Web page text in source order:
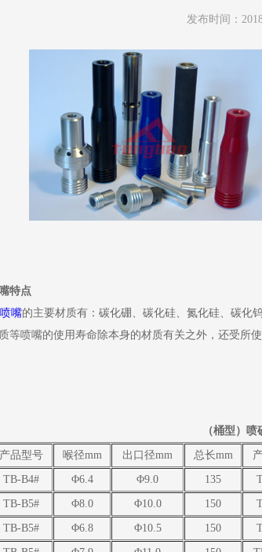
发布时间：
特点
喷嘴的主要材质有：碳化硼、碳化硅、氮化硅、碳化
等喷嘴的使用寿命除本身的材质有关之外，还受所
（桶型）
品型号 喉径mm 出口径mm 总长mm
TB-B4# Φ6.4 Φ9.0 135
TB-B5# Φ8.0 Φ10.0 150
TB-B5# Φ6.8 Φ10.5 150